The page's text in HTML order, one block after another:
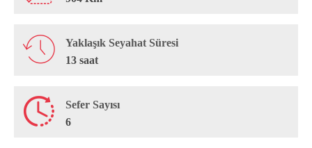
Yaklaşık Seyahat Süresi
13 saat
Sefer Sayısı
6